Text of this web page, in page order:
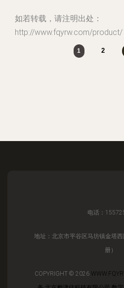
如若转载，请注明出处：
http://www.fqyrw.com/product/
1 2
电话：
地址：北京市平谷区马坊镇金塔
册）
COPYRIGHT © 2026